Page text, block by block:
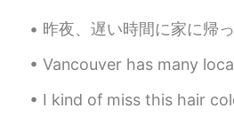
貝殻の蝋燭とても綺麗
Rai
Wow very cute😍
昨夜、遅い時間に家に帰ったので、汁を作って息子と一緒に息子の宿題をした Last
Vancouver has many local breweries and today me and my
I kind of miss this hair color now :((((( uuuurgh Can someone